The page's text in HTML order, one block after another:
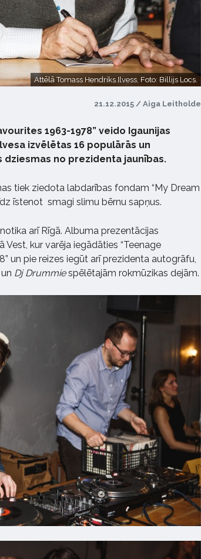
Attēlā Tomass Hendriks Ilvess, Foto: Billijs Locs.
21.12.2015 / Aiga Leitholde
1963-1978” veido Igaunijas
izvēlētas 16 populārās un
no prezidenta jaunības.
tiek ziedota labdarības fondam “My Dream
īstenot smagi slimu bērnu sapņus.
arī Rīgā. Albuma prezentācijas
kur varēja iegādāties “Teenage
un pie reizes iegūt arī prezidenta autogrāfu,
Dj Drummiespēlētajām rokmūzikas dejām.